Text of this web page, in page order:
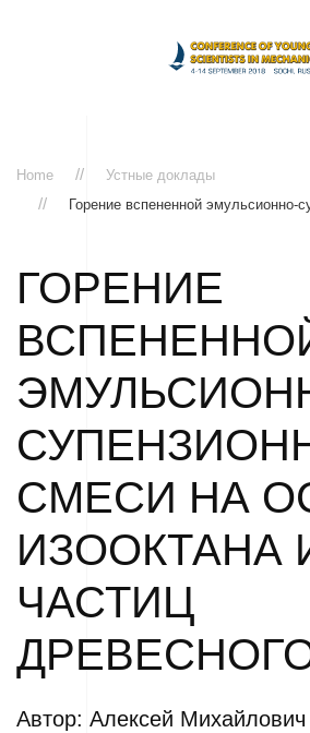
Home
Устные доклады
Горение вспененной эмульсионно-
ГОРЕНИЕ
СМЕСИ НА
ИЗООКТАНА
ЧАСТИЦ
Автор: Алексей